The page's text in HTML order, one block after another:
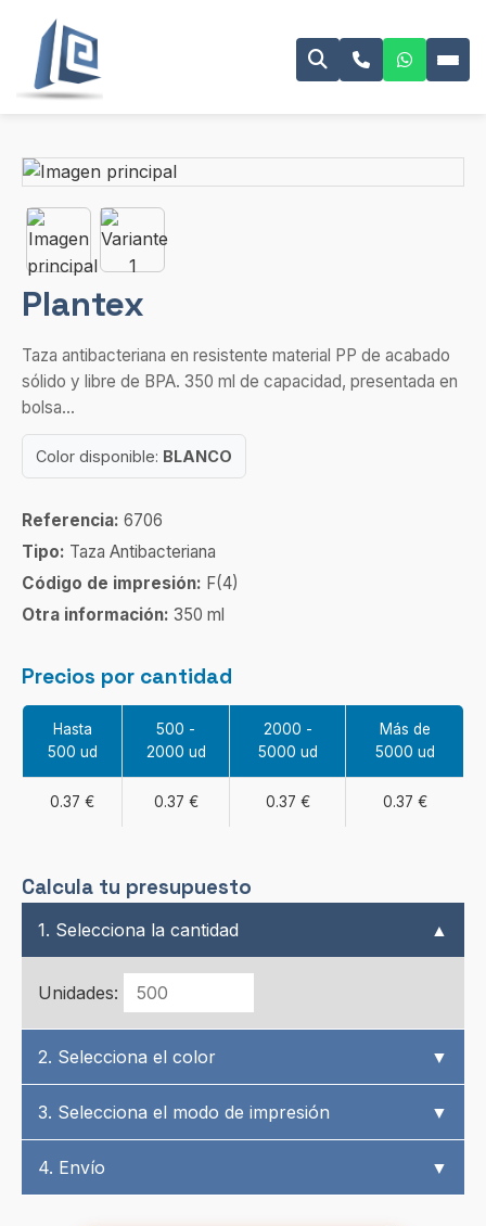
Plantex
Taza antibacteriana en resistente material PP de acabado
sólido y libre de BPA. 350 ml de capacidad, presentada en
bolsa...
Color disponible: BLANCO
Referencia: 6706
Tipo: Taza Antibacteriana
Código de impresión: F(4)
Otra información: 350 ml
Precios por cantidad
Hasta
500 ud
500 -
2000 ud
2000 -
5000 ud
Más de
5000 ud
0.37 € 0.37 € 0.37 € 0.37 €
Calcula tu presupuesto
1. Selecciona la cantidad ▲
Unidades:
2. Selecciona el color ▼
3. Selecciona el modo de impresión ▼
4. Envío ▼